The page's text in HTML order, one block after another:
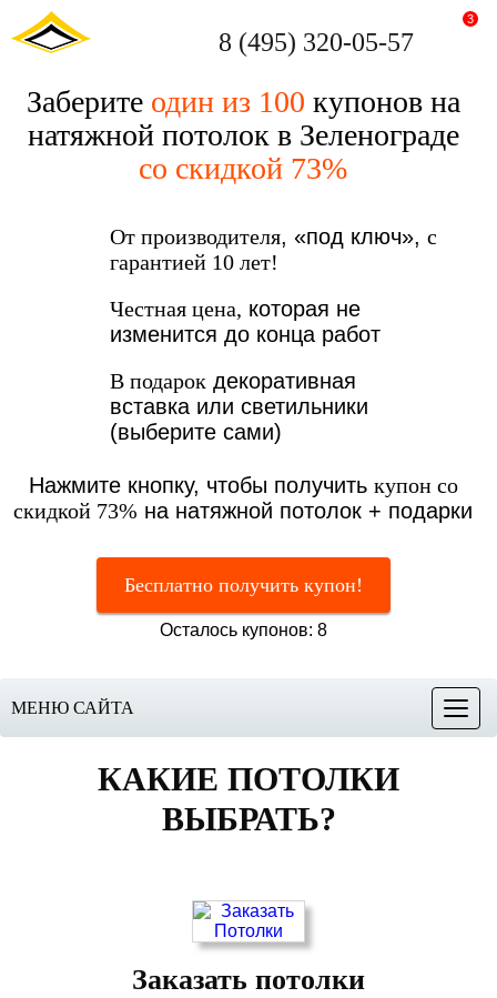
8 (495) 320-05-57
3
Заберите один из 100 купонов на
натяжной потолок в Зеленограде
со скидкой 73%
От производителя, «под ключ», с
гарантией 10 лет!
Честная цена, которая не
изменится до конца работ
В подарок декоративная
вставка или светильники
(выберите сами)
Нажмите кнопку, чтобы получить купон со
скидкой 73% на натяжной потолок + подарки
Бесплатно получить купон!
Осталось купонов: 8
Меню
МЕНЮ САЙТА
КАКИЕ ПОТОЛКИ
ВЫБРАТЬ?
Заказать потолки